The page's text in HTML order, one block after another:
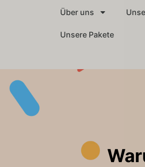
Über uns
Unsere Pakete